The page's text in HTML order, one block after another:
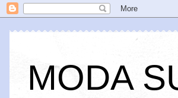
MODA